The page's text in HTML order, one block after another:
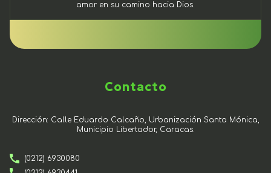
amor en su camino hacia Dios.
Contacto
Dirección: Calle Eduardo Calcaño, Urbanización Santa Mónica,
Municipio Libertador, Caracas.
(0212) 6930080